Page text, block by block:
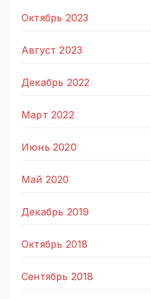
Октябрь 2023
Август 2023
Декабрь 2022
Март 2022
Июнь 2020
Май 2020
Декабрь 2019
Октябрь 2018
Сентябрь 2018